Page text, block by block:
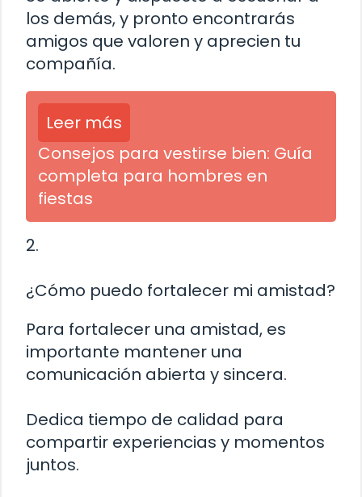
los demás, y pronto encontrarás
amigos que valoren y aprecien tu
compañía.
Leer más
Consejos para vestirse bien: Guía
completa para hombres en
fiestas
2.
¿Cómo puedo fortalecer mi amistad?
Para fortalecer una amistad, es
importante mantener una
comunicación abierta y sincera.
Dedica tiempo de calidad para
compartir experiencias y momentos
juntos.